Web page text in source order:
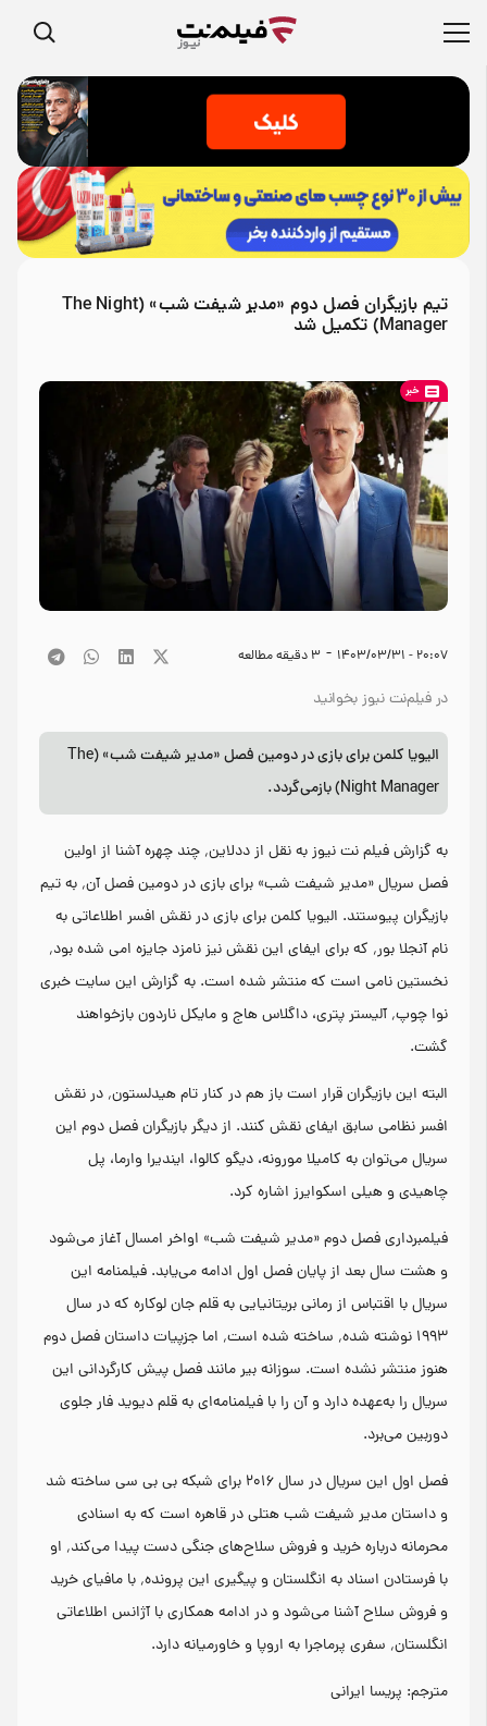
تیم بازیگران فصل دوم «مدیر شیفت شب» (The Night
Manager) تکمیل شد
خبر
۲۰:۰۷ - ۱۴۰۳/۰۳/۳۱ -
3 دقیقه مطالعه
در فیلم‌نت نیوز بخوانید
الیویا کلمن برای بازی در دومین فصل «مدیر شیفت شب» (The
Night Manager) بازمی‌گردد.
به گزارش فیلم نت نیوز به نقل از ددلاین٬ چند چهره آشنا از اولین
فصل سریال «مدیر شیفت شب» برای بازی در دومین فصل آن٬ به تیم
بازیگران پیوستند. الیویا کلمن برای بازی در نقش افسر اطلاعاتی به
نام آنجلا بور٬ که برای ایفای این نقش نیز نامزد جایزه امی شده بود٬
نخستین نامی است که منتشر شده است. به گزارش این سایت خبری
نوا چوپ٬ آلیستر پتری، داگلاس هاج و مایکل ناردون بازخواهند
گشت.
البته این بازیگران قرار است باز هم در کنار تام هیدلستون٬ در نقش
افسر نظامی سابق ایفای نقش کنند. از دیگر بازیگران فصل دوم این
سریال می‌توان به کامیلا مورونه، دیگو کالوا، ایندیرا وارما، پل
چاهیدی و هیلی اسکوایرز اشاره کرد.
فیلمبرداری فصل دوم «مدیر شیفت شب» اواخر امسال آغاز می‌شود
و هشت سال بعد از پایان فصل اول ادامه می‌یابد. فیلمنامه این
سریال با اقتباس از رمانی بریتانیایی به قلم جان لوکاره که در سال
۱۹۹۳ نوشته شده٬ ساخته شده است٬ اما جزپیات داستان فصل دوم
هنوز منتشر نشده است. سوزانه بیر مانند فصل پیش کارگردانی این
سریال را به‌عهده دارد و آن را با فیلمنامه‌ای به قلم دیوید فار جلوی
دوربین می‌برد.
فصل اول این سریال در سال ۲۰۱۶ برای شبکه بی بی سی ساخته شد
و داستان مدیر شیفت شب هتلی در قاهره است که به اسنادی
محرمانه درباره خرید و فروش سلاح‌های جنگی دست پیدا می‌کند٬ او
با فرستادن اسناد به انگلستان و پیگیری این پرونده٬ با مافیای خرید
و فروش سلاح آشنا می‌شود و در ادامه همکاری با آژانس اطلاعاتی
انگلستان٬ سفری پرماجرا به اروپا و خاورمیانه دارد.
مترجم: پریسا ایرانی